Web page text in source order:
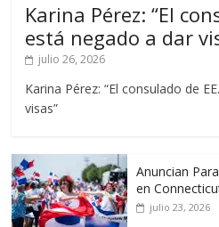
Karina Pérez: “El
está negado a dar
julio 26, 2026
Karina Pérez: “El consulado de
visas”
Anuncian
en
julio 23, 2026